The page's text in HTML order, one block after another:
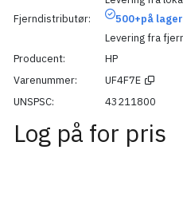
Fjerndistributør
500+på lager
Levering fra
Producent
HP
Varenummer
UF4F7E
UNSPSC
43211800
Log på for pris